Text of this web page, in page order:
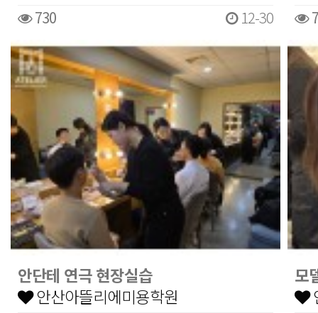
730 12-30
안단테 연극 현장실습
안산아뜰리에미용학원
모